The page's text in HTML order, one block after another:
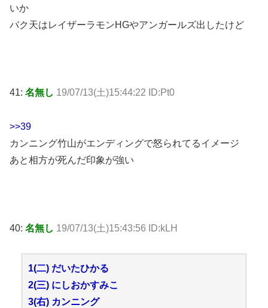
いか
バク天はレイザーラモンHGやアンガールズ出したけど
41: 名無し 19/07/13(土)15:44:22 ID:Pt0
>>39
カンニング竹山がエンディングで怒られてるイメージ
あと相方が死んだ印象が強い
40: 名無し 19/07/13(土)15:43:56 ID:kLH
1(二) だいたひかる
2(三) にしおかすみこ
3(右) カンニング